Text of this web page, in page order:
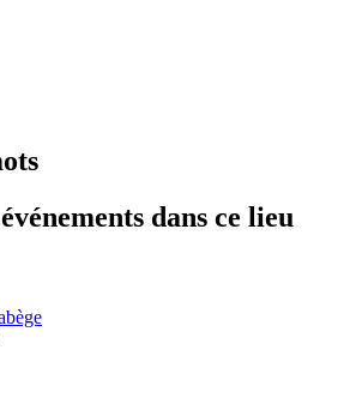
dans ce lieu